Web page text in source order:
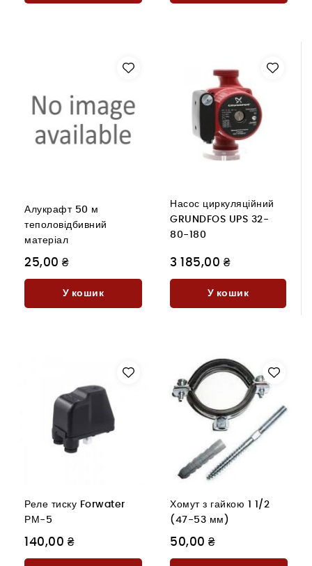
Алукрафт 50 м
теполовідбивний
матеріал
25,00 ₴
У кошик
Насос циркуляційний
GRUNDFOS UPS 32-
80-180
3 185,00 ₴
У кошик
Реле тиску Forwater
РМ-5
140,00 ₴
Хомут з гайкою 1 1/2
(47-53 мм)
50,00 ₴